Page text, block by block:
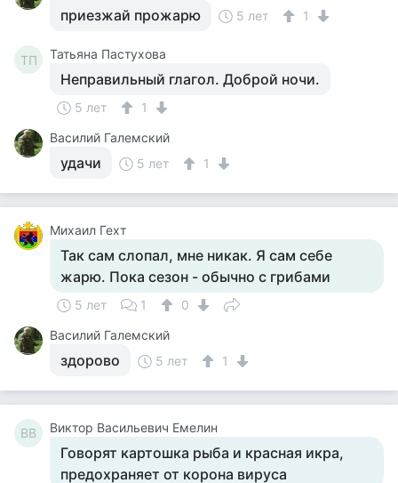
приезжай прожарю 5 лет 1
ТП Татьяна Пастухова
Неправильный глагол. Доброй ночи.
5 лет
1
Василий Галемский
удачи 5 лет 1
Михаил Гехт
Так сам слопал, мне никак. Я сам себе
жарю. Пока сезон - обычно с грибами
5 лет 1
0
Василий Галемский
здорово 5 лет 1
ВВ Виктор Васильевич Емелин
Говорят картошка рыба и красная икра,
предохраняет от корона вируса